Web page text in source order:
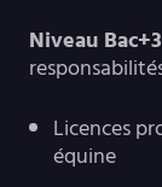
Niveau Bac+3
Licences
équine